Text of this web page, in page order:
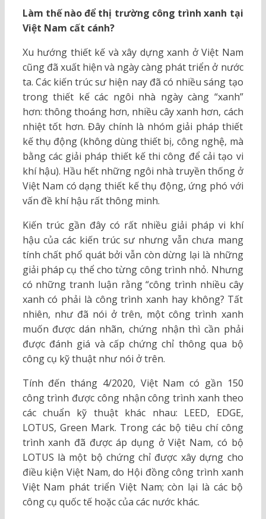
Làm thế nào để thị trường công trình xanh tại
Việt Nam cất cánh?
Xu hướng thiết kế và xây dựng xanh ở Việt Nam
cũng đã xuất hiện và ngày càng phát triển ở nước
ta. Các kiến trúc sư hiện nay đã có nhiều sáng tạo
trong thiết kế các ngôi nhà ngày càng “xanh”
hơn: thông thoáng hơn, nhiều cây xanh hơn, cách
nhiệt tốt hơn. Đây chính là nhóm giải pháp thiết
kế thụ động (không dùng thiết bị, công nghệ, mà
bằng các giải pháp thiết kế thi công để cải tạo vi
khí hậu). Hầu hết những ngôi nhà truyền thống ở
Việt Nam có dạng thiết kế thụ động, ứng phó với
vấn đề khí hậu rất thông minh.
Kiến trúc gần đây có rất nhiều giải pháp vi khí
hậu của các kiến trúc sư nhưng vẫn chưa mang
tính chất phổ quát bởi vẫn còn dừng lại là những
giải pháp cụ thể cho từng công trình nhỏ. Nhưng
có những tranh luận rằng “công trình nhiều cây
xanh có phải là công trình xanh hay không? Tất
nhiên, như đã nói ở trên, một công trình xanh
muốn được dán nhãn, chứng nhận thì cần phải
được đánh giá và cấp chứng chỉ thông qua bộ
công cụ kỹ thuật như nói ở trên.
Tính đến tháng 4/2020, Việt Nam có gần 150
công trình được công nhận công trình xanh theo
các chuẩn kỹ thuật khác nhau: LEED, EDGE,
LOTUS, Green Mark. Trong các bộ tiêu chí công
trình xanh đã được áp dụng ở Việt Nam, có bộ
LOTUS là một bộ chứng chỉ được xây dựng cho
điều kiện Việt Nam, do Hội đồng công trình xanh
Việt Nam phát triển Việt Nam; còn lại là các bộ
công cụ quốc tế hoặc của các nước khác.